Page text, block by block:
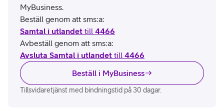
MyBusiness.
Beställ genom att sms:a:
Samtal i utlandet till 4466
Avbeställ genom att sms:a:
Avsluta Samtal i utlandet till 4466
Beställ i MyBusiness
Tillsvidaretjänst med bindningstid på 30 dagar.